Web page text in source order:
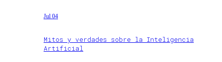
Jul 04
Mitos y verdades sobre la Inteligencia
Artificial